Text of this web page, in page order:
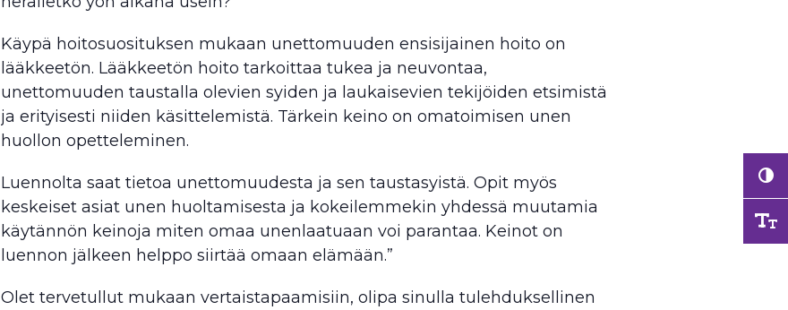
Käypä hoitosuosituksen mukaan unettomuuden ensisijainen hoito on
lääkkeetön. Lääkkeetön hoito tarkoittaa tukea ja neuvontaa,
unettomuuden taustalla olevien syiden ja laukaisevien tekijöiden etsimistä
ja erityisesti niiden käsittelemistä. Tärkein keino on omatoimisen unen
huollon opetteleminen.
Luennolta saat tietoa unettomuudesta ja sen taustasyistä. Opit myös
keskeiset asiat unen huoltamisesta ja kokeilemmekin yhdessä muutamia
käytännön keinoja miten omaa unenlaatuaan voi parantaa. Keinot on
luennon jälkeen helppo siirtää omaan elämään.”
Olet tervetullut mukaan vertaistapaamisiin, olipa sinulla tulehduksellinen